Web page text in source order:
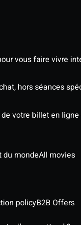
vous faire vivre
hors séances
votre billet en
du mondeAll movies
policyB2B Offers